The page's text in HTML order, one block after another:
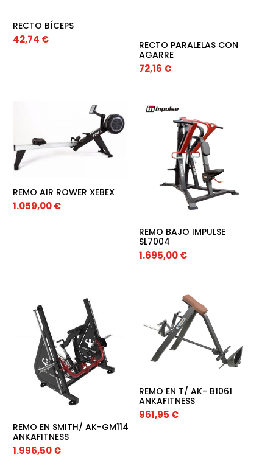
RECTO BÍCEPS
42,74 €
RECTO PARALELAS CON
AGARRE
72,16 €
REMO AIR ROWER XEBEX
1.059,00€
REMO BAJO IMPULSE
SL7004
1.695,00€
REMO EN SMITH/ AK-GM114
ANKAFITNESS
1.996,50€
REMO EN T/ AK- B1061
ANKAFITNESS
961,95 €